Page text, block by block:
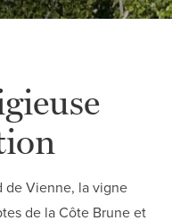
de Vienne, la vigne
de la Côte Brune et